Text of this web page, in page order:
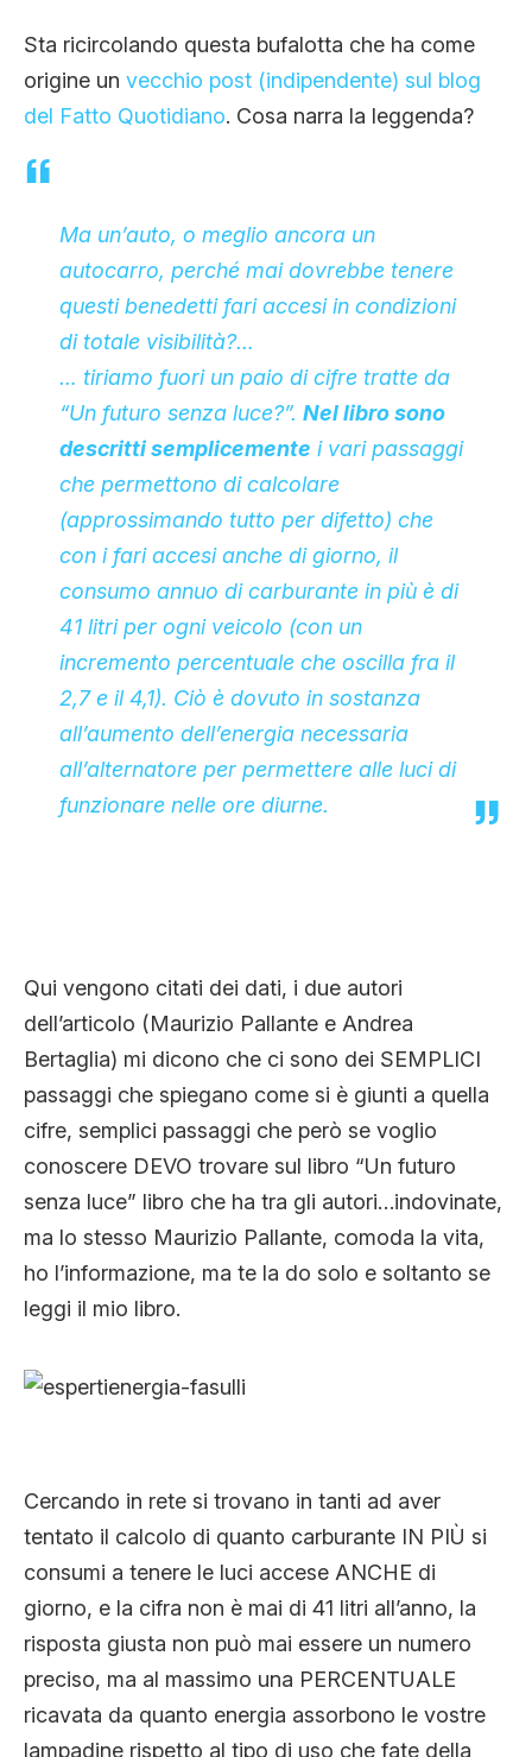
TRUFFE E SOCIAL NETWORK
CLIMA ED ENERGIA
CONTATTI
CHI SIAMO
Sta ricircolando questa bufalotta che ha come
origine un vecchio post (indipendente) sul blog
del Fatto Quotidiano. Cosa narra la leggenda?
Ma un’auto, o meglio ancora un
autocarro, perché mai dovrebbe tenere
questi benedetti fari accesi in condizioni
di totale visibilità?…
… tiriamo fuori un paio di cifre tratte da
“Un futuro senza luce?”. Nel libro sono
descritti semplicemente i vari passaggi
che permettono di calcolare
(approssimando tutto per difetto) che
con i fari accesi anche di giorno, il
consumo annuo di carburante in più è di
41 litri per ogni veicolo (con un
incremento percentuale che oscilla fra il
2,7 e il 4,1). Ciò è dovuto in sostanza
all’aumento dell’energia necessaria
all’alternatore per permettere alle luci di
funzionare nelle ore diurne.
Qui vengono citati dei dati, i due autori
dell’articolo (Maurizio Pallante e Andrea
Bertaglia) mi dicono che ci sono dei SEMPLICI
passaggi che spiegano come si è giunti a quella
cifre, semplici passaggi che però se voglio
conoscere DEVO trovare sul libro “Un futuro
senza luce” libro che ha tra gli autori…indovinate,
ma lo stesso Maurizio Pallante, comoda la vita,
ho l’informazione, ma te la do solo e soltanto se
leggi il mio libro.
Cercando in rete si trovano in tanti ad aver
tentato il calcolo di quanto carburante IN PIÙ si
consumi a tenere le luci accese ANCHE di
giorno, e la cifra non è mai di 41 litri all’anno, la
risposta giusta non può mai essere un numero
preciso, ma al massimo una PERCENTUALE
ricavata da quanto energia assorbono le vostre
lampadine rispetto al tipo di uso che fate della